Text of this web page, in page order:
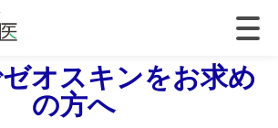
オスキンをお求め
の方へ